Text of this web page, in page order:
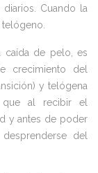
Cuando la
caída de pelo, es
crecimiento del
y telógena
que al recibir el
y antes de poder
del